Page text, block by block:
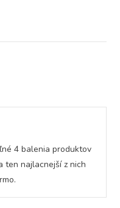
4 balenia produktov
ten najlacnejší z nich